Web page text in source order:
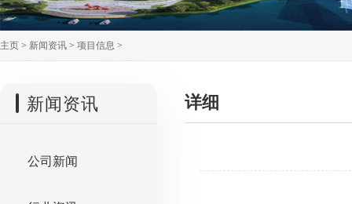
主页 > 新闻资讯 > 项目信息 >
新闻资讯
公司新闻
详细